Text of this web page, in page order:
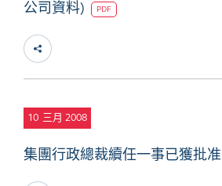
公司資料)
PDF
10 三月 2008
集團行政總裁續任一事已獲批准